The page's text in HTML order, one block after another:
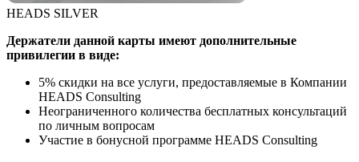
HEADS SILVER
Держатели данной карты имеют дополнительные
привилегии в виде:
5% скидки на все услуги, предоставляемые в Компании
HEADS Consulting
Неограниченного количества бесплатных консультаций
по личным вопросам
Участие в бонусной программе HEADS Consulting